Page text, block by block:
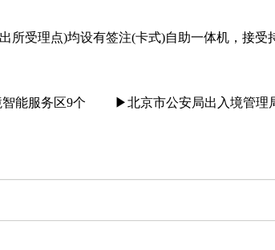
点)均设有签注(卡式)自助一体机，接受
能服务区9个 ▶北京市公安局出入境管